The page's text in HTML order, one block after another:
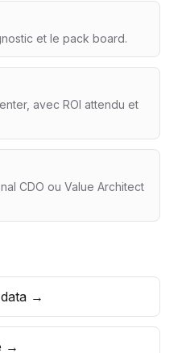
et le pack board.
avec ROI attendu et
CDO ou Value Architect
→
→